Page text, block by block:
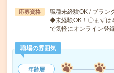
応募資格
職種未経験OK / ブラン
◆未経験OK！〇まずは
で気軽にオンライン登
職場の雰囲気
年齢層